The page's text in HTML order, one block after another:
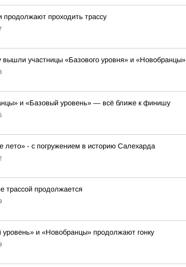
продолжают проходить трассу
вышли участницы «Базового уровня» и «Новобранцы»
и «Базовый уровень» — всё ближе к финишу
лето» - с погружением в историю Салехарда
трассой продолжается
уровень» и «Новобранцы» продолжают гонку